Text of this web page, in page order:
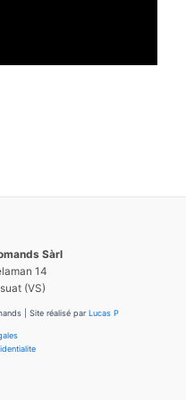
Sàrl
14
(VS)
| Site réalisé parLucas P